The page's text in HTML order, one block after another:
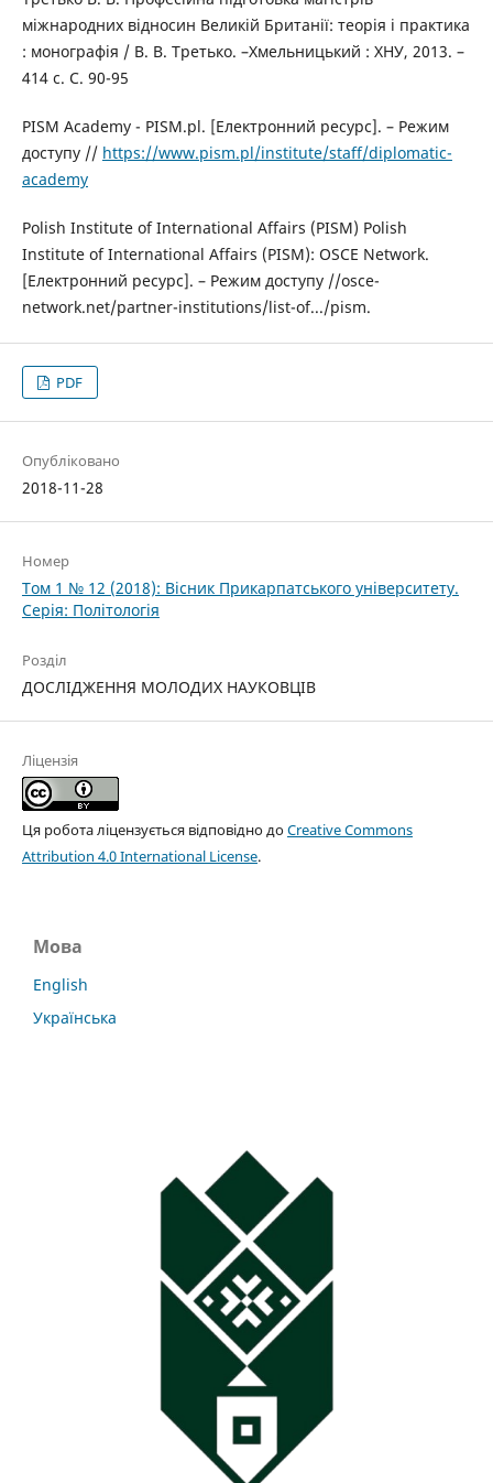
міжнародних відносин Великій Британії: теорія і практика
: монографія / В. В. Третько. –Хмельницький : ХНУ, 2013. –
414 с. С. 90-95
PISM Academy - PISM.pl. [Електронний ресурс]. – Режим
доступу // https://www.pism.pl/institute/staff/diplomatic-
academy
Polish Institute of International Affairs (PISM) Polish
Institute of International Affairs (PISM): OSCE Network.
[Електронний ресурс]. – Режим доступу //osce-
network.net/partner-institutions/list-of.../pism.
PDF
Опубліковано
2018-11-28
Номер
Том 1 № 12 (2018): Вісник Прикарпатського університету.
Серія: Політологія
Розділ
ДОСЛІДЖЕННЯ МОЛОДИХ НАУКОВЦІВ
Ліцензія
Ця робота ліцензується відповідно доCreative Commons
Attribution 4.0 International License.
Мова
English
Українська